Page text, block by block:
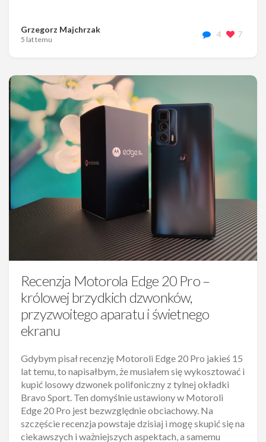
Grzegorz Majchrzak
5 lat temu
4 7
Recenzja Motorola Edge 20 Pro –
królowej brzydkich dzwonków,
przyzwoitego aparatu i świetnego
ekranu
Gdybym pisał recenzję Motoroli Edge 20 Pro jakieś 15
lat temu, to napisałbym, że musiałem się wykosztować i
kupić losowy dzwonek polifoniczny z tylnej okładki
Bravo Sport. Ten domyślnie ustawiony w Motoroli
Edge 20 Pro jest bezwzględnie obciachowy. Na
szczęście recenzja powstaje dzisiaj i mogę skupić się na
ciekawszych i ważniejszych aspektach, a samemu